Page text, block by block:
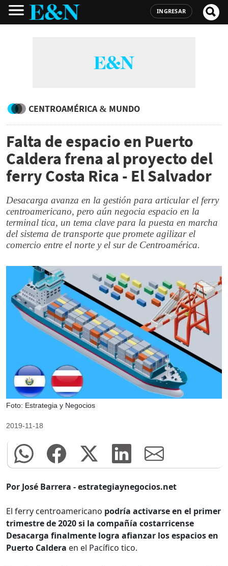
INGRESAR
CENTROAMÉRICA & MUNDO
Falta de espacio en Puerto
Caldera frena al proyecto del
ferry Costa Rica - El Salvador
Desacarga avanza en la gestión para articular el ferry
centroamericano, pero aún negocia espacio en la
terminal tica, un tema clave para la puesta en marcha
del sistema de transporte que promete agilizar el
comercio entre el norte y el sur de Centroamérica.
Foto: Estrategia y Negocios
2019-11-18
Por José Barrera - estrategiaynegocios.net
El ferry centroamericano podría activarse en el primer
trimestre de 2020 si la compañía costarricense
Desacarga finalmente logra afianzar los espacios en
Puerto Caldera en el Pacífico tico.